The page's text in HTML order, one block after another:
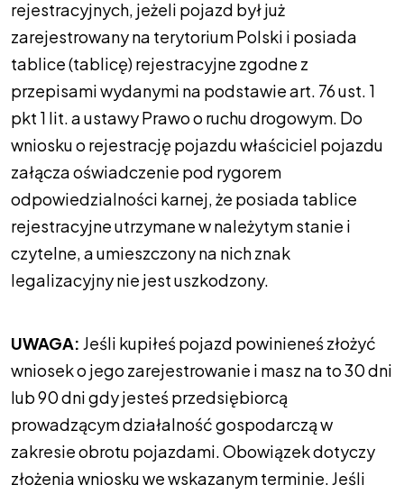
rejestracyjnych, jeżeli pojazd był już
zarejestrowany na terytorium Polski i posiada
tablice (tablicę) rejestracyjne zgodne z
przepisami wydanymi na podstawie art. 76 ust. 1
pkt 1 lit. a ustawy Prawo o ruchu drogowym. Do
wniosku o rejestrację pojazdu właściciel pojazdu
załącza oświadczenie pod rygorem
odpowiedzialności karnej, że posiada tablice
rejestracyjne utrzymane w należytym stanie i
czytelne, a umieszczony na nich znak
legalizacyjny nie jest uszkodzony.
UWAGA: Jeśli kupiłeś pojazd powinieneś złożyć
wniosek o jego zarejestrowanie i masz na to 30 dni
lub 90 dni gdy jesteś przedsiębiorcą
prowadzącym działalność gospodarczą w
zakresie obrotu pojazdami. Obowiązek dotyczy
złożenia wniosku we wskazanym terminie. Jeśli